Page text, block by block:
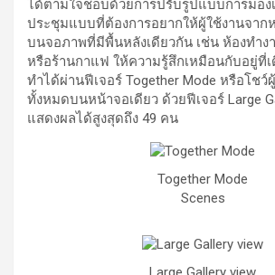
ได้ตามใจชอบด้วยการปรับรูปแบบการมอง
ประชุมแบบที่ต้องการอยากให้ผู้ใช้งานจาก
บนจอภาพที่มีพื้นหลังเดียวกัน เช่น ห้องทำง
หรือร้านกาแฟ ให้ความรู้สึกเหมือนกับอยู่ที่เ
ทำได้ผ่านฟีเจอร์ Together Mode หรือโชว์
ทั้งหมดบนหน้าจอเดียว ด้วยฟีเจอร์ Large
แสดงผลได้สูงสุดถึง 49 คน
Together Mode
Scenes